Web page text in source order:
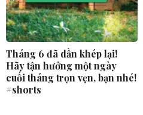
Tháng 6 đã dần khép lại!
Hãy tận hưởng một ngày
cuối tháng trọn vẹn, bạn nhé!
#shorts